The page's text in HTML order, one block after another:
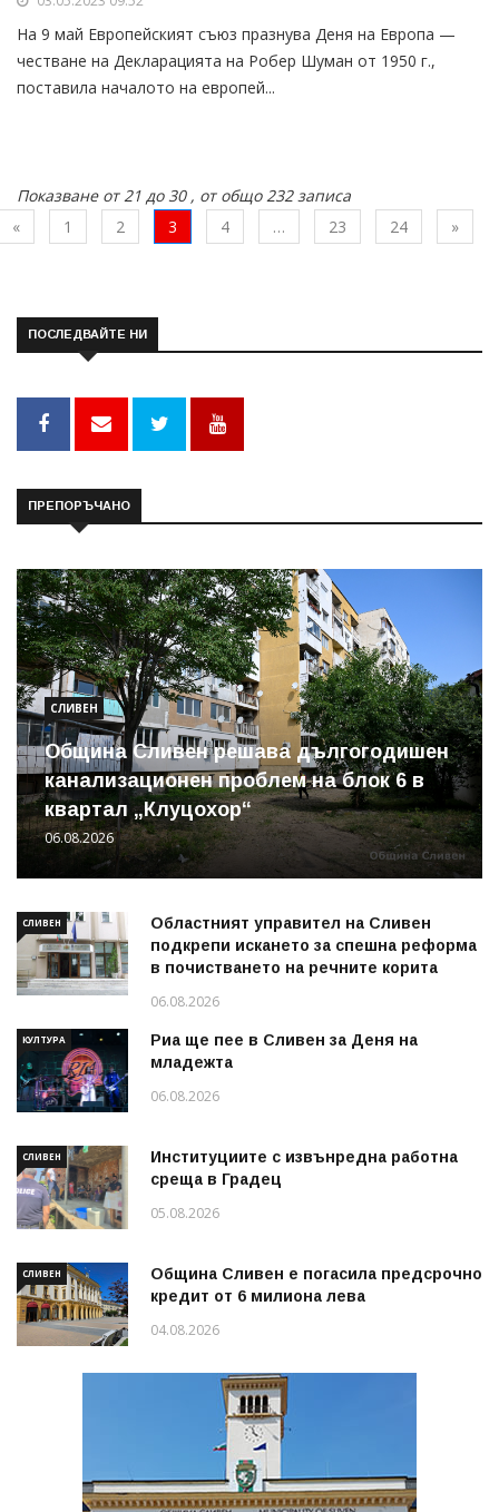
На 9 май Европейският съюз празнува Деня на Европа —
честване на Декларацията на Робер Шуман от 1950 г.,
поставила началото на европей...
Показване от 21 до 30 , от общо 232 записа
«Предишна
1 2 3 4 … 23 24 »
ПОСЛЕДВАЙТЕ НИ
ПРЕПОРЪЧАНО
СЛИВЕН
Община Сливен решава дългогодишен
канализационен проблем на блок 6 в
квартал „Клуцохор“
06.08.2026
СЛИВЕН
Областният управител на Сливен
подкрепи искането за спешна реформа
в почистването на речните корита
06.08.2026
КУЛТУРА
Риа ще пее в Сливен за Деня на
младежта
06.08.2026
СЛИВЕН
Институциите с извънредна работна
среща в Градец
05.08.2026
СЛИВЕН
Община Сливен е погасила предсрочно
кредит от 6 милиона лева
04.08.2026